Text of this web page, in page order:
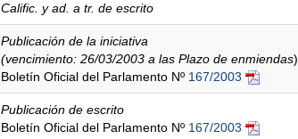
Calific. y ad. a tr. de escrito
Publicación de la iniciativa
(vencimiento: 26/03/2003 a las Plazo de enmiendas)
Boletín Oficial del Parlamento Nº 167/2003
Publicación de escrito
Boletín Oficial del Parlamento Nº 167/2003